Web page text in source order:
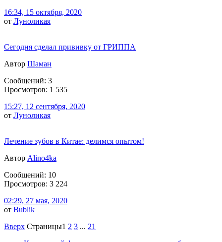
16:34, 15 октября, 2020
от Луноликая
Сегодня сделал прививку от ГРИППА
Автор Шаман
Сообщений: 3
Просмотров: 1 535
15:27, 12 сентября, 2020
от Луноликая
Лечение зубов в Китае: делимся опытом!
Автор Alino4ka
Сообщений: 10
Просмотров: 3 224
02:29, 27 мая, 2020
от Bublik
Вверх Страницы1 2 3 ... 21